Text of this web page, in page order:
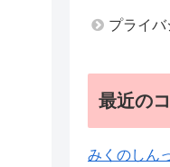
プライ
最近の
みくのしん